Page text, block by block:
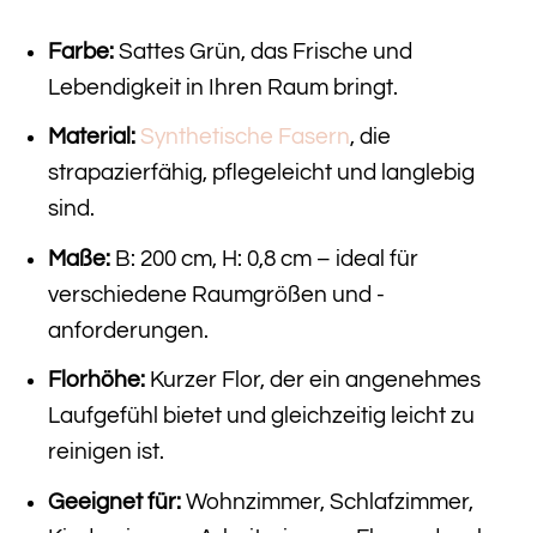
Farbe:Sattes Grün, das Frische und
Lebendigkeit in Ihren Raum bringt.
Material: Synthetische Fasern, die
strapazierfähig, pflegeleicht und langlebig
sind.
Maße:B: 200 cm, H: 0,8 cm – ideal für
verschiedene Raumgrößen und -
anforderungen.
Florhöhe:Kurzer Flor, der ein angenehmes
Laufgefühl bietet und gleichzeitig leicht zu
reinigen ist.
Geeignet für:Wohnzimmer, Schlafzimmer,